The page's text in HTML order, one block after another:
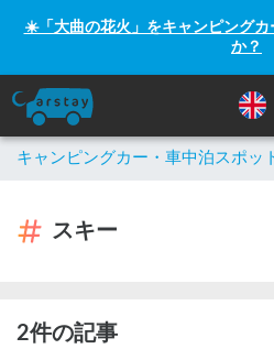
☀️「大曲の花火」をキャンピング
か？
キャンピングカー・車中泊スポッ
スキー
2件の記事